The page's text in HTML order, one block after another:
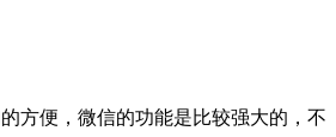
方便，微信的功能是比较强大的，不